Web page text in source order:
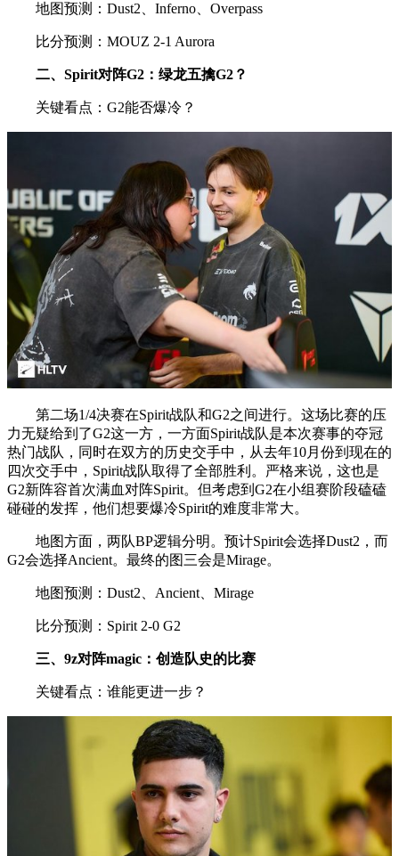
地图预测：Dust2、Inferno、Overpass
比分预测：MOUZ 2-1 Aurora
二、 Spirit对阵G2：绿龙五擒G2？
关键看点：G2能否爆冷？
第二场1/4决赛在Spirit战队和G2之间进行。这场比赛的压
力无疑给到了G2这一方，一方面Spirit战队是本次赛事的夺冠
热门战队，同时在双方的历史交手中，从去年10月份到现在的
四次交手中，Spirit战队取得了全部胜利。严格来说，这也是
G2新阵容首次满血对阵Spirit。但考虑到G2在小组赛阶段磕磕
碰碰的发挥，他们想要爆冷Spirit的难度非常大。
地图方面，两队BP逻辑分明。预计Spirit会选择Dust2，而
G2会选择Ancient。最终的图三会是Mirage。
地图预测：Dust2、Ancient、Mirage
比分预测：Spirit 2-0 G2
三、 9z对阵magic：创造队史的比赛
关键看点：谁能更进一步？